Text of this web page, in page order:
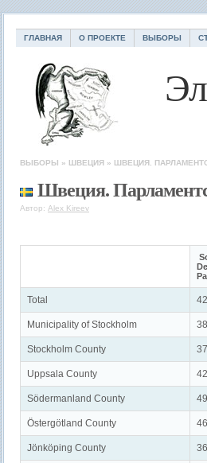
ГЛАВНАЯ О ПРОЕКТЕ ВЫБОРЫ
ВЫБОРЫ » ШВЕЦИЯ » ШВЕЦИЯ.
Швеция.
Автор: Alex Kireev
Total
Municipality of Stockholm
Stockholm County
Uppsala County
Södermanland County
Östergötland County
Jönköping County